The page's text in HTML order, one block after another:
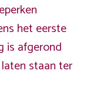
het eerste
is afgerond
staan ter